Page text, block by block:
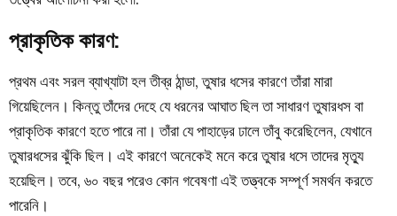
প্রাকৃতিক কারণ:
প্রথম এবং সরল ব্যাখ্যাটা হল তীব্র ঠান্ডা, তুষার ধসের কারণে তাঁরা মারা
গিয়েছিলেন। কিন্তু তাঁদের দেহে যে ধরনের আঘাত ছিল তা সাধারণ তুষারধস বা
প্রাকৃতিক কারণে হতে পারে না। তাঁরা যে পাহাড়ের ঢালে তাঁবু করেছিলেন, যেখানে
তুষারধসের ঝুঁকি ছিল। এই কারণে অনেকেই মনে করে তুষার ধসে তাদের মৃত্যু
হয়েছিল। তবে, ৬০ বছর পরেও কোন গবেষণা এই তত্ত্বকে সম্পূর্ণ সমর্থন করতে
পারেনি।